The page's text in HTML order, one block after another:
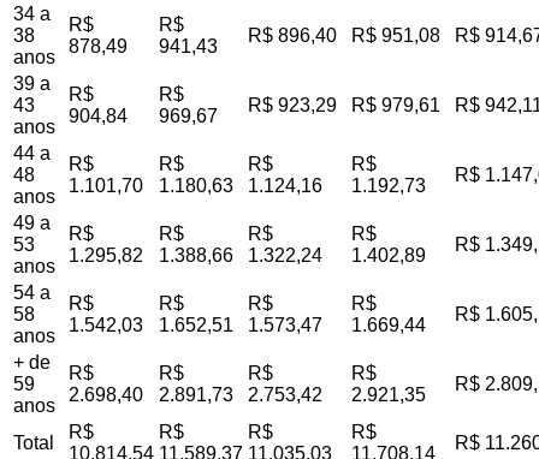
34 a
38
anos
R$
878,49
R$
941,43
R$ 896,40 R$ 951,08 R$
39 a
43
anos
R$
904,84
R$
969,67
R$ 923,29 R$ 979,61 R$
44 a
48
anos
R$
1.101,70
R$
1.180,63
R$
1.124,16
R$
1.192,73
R$
49 a
53
anos
R$
1.295,82
R$
1.388,66
R$
1.322,24
R$
1.402,89
R$
54 a
58
anos
R$
1.542,03
R$
1.652,51
R$
1.573,47
R$
1.669,44
R$
+ de
59
anos
R$
2.698,40
R$
2.891,73
R$
2.753,42
R$
2.921,35
R$
Total
R$
10.814,54
R$
11.589,37
R$
11.035,03
R$
11.708,14
R$